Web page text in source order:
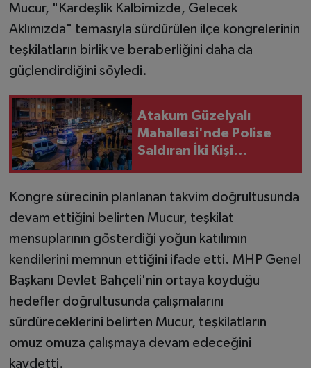
Mucur, "Kardeşlik Kalbimizde, Gelecek
Aklımızda" temasıyla sürdürülen ilçe kongrelerinin
teşkilatların birlik ve beraberliğini daha da
güçlendirdiğini söyledi.
Atakum Güzelyalı
Mahallesi'nde Polise
Saldıran İki Kişi
Kongre sürecinin planlanan takvim doğrultusunda
devam ettiğini belirten Mucur, teşkilat
mensuplarının gösterdiği yoğun katılımın
kendilerini memnun ettiğini ifade etti. MHP Genel
Başkanı Devlet Bahçeli'nin ortaya koyduğu
hedefler doğrultusunda çalışmalarını
sürdüreceklerini belirten Mucur, teşkilatların
omuz omuza çalışmaya devam edeceğini
kaydetti.